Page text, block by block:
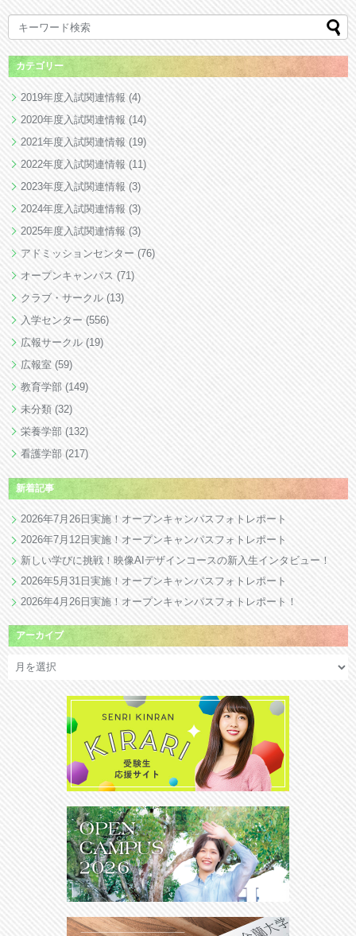
カテゴリー
2019年度入試関連情報 (4)
2020年度入試関連情報 (14)
2021年度入試関連情報 (19)
2022年度入試関連情報 (11)
2023年度入試関連情報 (3)
2024年度入試関連情報 (3)
2025年度入試関連情報 (3)
アドミッションセンター (76)
オープンキャンパス (71)
クラブ・サークル (13)
入学センター (556)
広報サークル (19)
広報室 (59)
教育学部 (149)
未分類 (32)
栄養学部 (132)
看護学部 (217)
新着記事
2026年7月26日実施！オープンキャンパスフォトレポート
2026年7月12日実施！オープンキャンパスフォトレポート
新しい学びに挑戦！映像AIデザインコースの新入生インタビュー！
2026年5月31日実施！オープンキャンパスフォトレポート
2026年4月26日実施！オープンキャンパスフォトレポート！
アーカイブ